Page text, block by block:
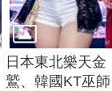
日本東北樂天金
鷲、韓國KT巫師